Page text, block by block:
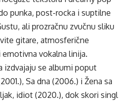
punka, post-rocka i suptilne
ali prozračnu zvučnu sliku
gitare, atmosferične
vokalna linija.
izdvajaju se albumi poput
Sa dna (2006.) i Žena sa
idiot (2020.), dok skori singl